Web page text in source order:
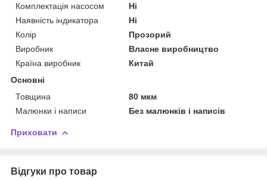
Комплектація насосом
Ні
Наявність індикатора
Ні
Колір
Прозорий
Виробник
Власне виробництво
Країна виробник
Китай
Основні
Товщина
80 мкм
Малюнки і написи
Без малюнків і написів
Приховати
Відгуки про товар